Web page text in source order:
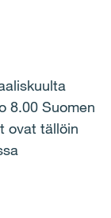
8.00 Suomen
ovat tällöin